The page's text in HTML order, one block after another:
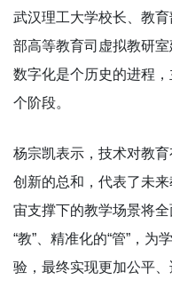
武汉理工大学校长、教
部高等教育司虚拟教研
数字化是个历史的进程
个阶段。
杨宗凯表示，技术对教
创新的总和，代表了未
宙支撑下的教学场景将全
“教”、精准化的“管”，
验，最终实现更加公平、